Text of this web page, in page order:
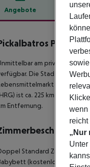
Angebote
Palace
am privaten
Die Stadt Marsa
in ca. 1 km
ist ca. 225 km entfernt.
Entfernung.
Standard Zimmer
(kostenlos),
wenn
„Nur
Unter